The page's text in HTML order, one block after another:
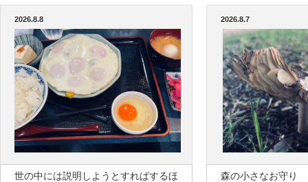
2026.8.8
世の中には説明しようとすればするほ
2026.8.7
森の小さなお守り